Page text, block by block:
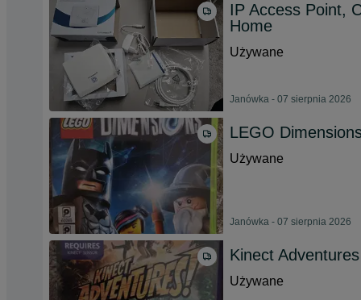
IP Access Point,
Home
Używane
Janówka - 07 sierpnia 2026
LEGO
Używane
Janówka - 07 sierpnia 2026
Kinect
Używane